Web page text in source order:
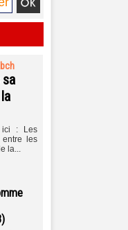
ici : Les
entre les
la...